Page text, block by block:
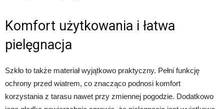
Komfort użytkowania i łatwa
pielęgnacja
Szkło to także materiał wyjątkowo praktyczny. Pełni funkcję
ochrony przed wiatrem, co znacząco podnosi komfort
korzystania z tarasu nawet przy zmiennej pogodzie. Dodatkowo